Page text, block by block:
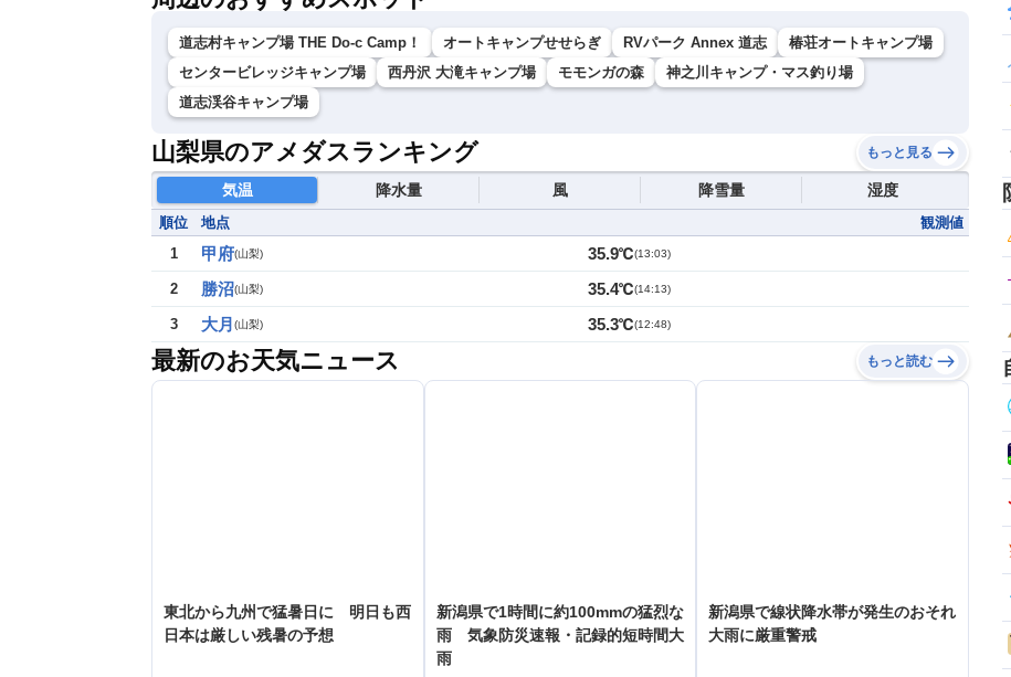
道志村キャンプ場 THE Do-c Camp！ オートキャンプせせらぎ RVパーク Annex 道志
椿荘オートキャンプ場
センタービレッジキャンプ場
西丹沢 大滝キャンプ場 モモンガの森
神之川キャンプ・マス釣り場
道志渓谷キャンプ場
山梨県のアメダスランキング もっと見る
気温 降水量 風 降雪量 湿度
順位 地点
観測値
1
甲府(山梨) 35.9℃(13:03)
2 勝沼(山梨) 35.4℃(14:13)
3 大月 (山梨) 35.3℃(12:48)
最新のお天気ニュース もっと読む
東北から九州で猛暑日に 明日も西
日本は厳しい残暑の予想
新潟県で1時間に約100mmの猛烈な
雨 気象防災速報・記録的短時間大
雨
新潟県で線状降水帯が発生のおそれ
大雨に厳重警戒